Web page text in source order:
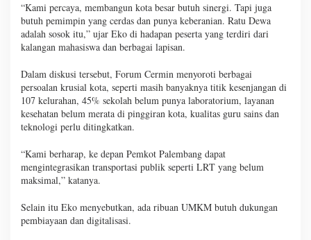
“Kami percaya, membangun kota besar butuh sinergi. Tapi juga
butuh pemimpin yang cerdas dan punya keberanian. Ratu Dewa
adalah sosok itu,” ujar Eko di hadapan peserta yang terdiri dari
kalangan mahasiswa dan berbagai lapisan.
Dalam diskusi tersebut, Forum Cermin menyoroti berbagai
persoalan krusial kota, seperti masih banyaknya titik kesenjangan di
107 kelurahan, 45% sekolah belum punya laboratorium, layanan
kesehatan belum merata di pinggiran kota, kualitas guru sains dan
teknologi perlu ditingkatkan.
“Kami berharap, ke depan Pemkot Palembang dapat
mengintegrasikan transportasi publik seperti LRT yang belum
maksimal,” katanya.
Selain itu Eko menyebutkan, ada ribuan UMKM butuh dukungan
pembiayaan dan digitalisasi.